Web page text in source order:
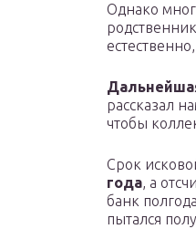
Однако
рассказал
чтобы
Срок
года, а
банк
пытался